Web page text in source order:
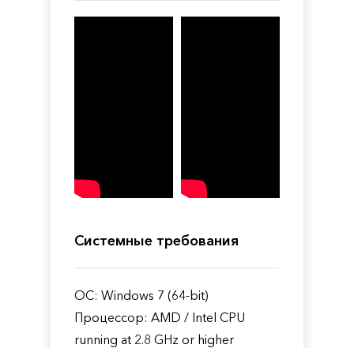
Системные требования
ОС: Windows 7 (64-bit)
Процессор: AMD / Intel CPU
running at 2.8 GHz or higher